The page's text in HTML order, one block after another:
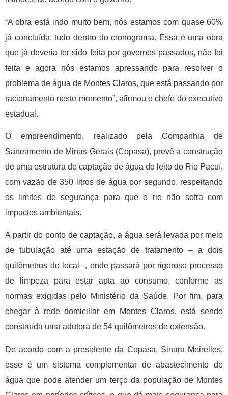
“A obra está indo muito bem, nós estamos com quase 60%
já concluída, tudo dentro do cronograma. Essa é uma obra
que já deveria ter sido feita por governos passados, não foi
feita e agora nós estamos apressando para resolver o
problema de água de Montes Claros, que está passando por
racionamento neste momento”, afirmou o chefe do executivo
estadual.
O empreendimento, realizado pela Companhia de
Saneamento de Minas Gerais (Copasa), prevê a construção
de uma estrutura de captação de água do leito do Rio Pacuí,
com vazão de 350 litros de água por segundo, respeitando
os limites de segurança para que o rio não sofra com
impactos ambientais.
A partir do ponto de captação, a água será levada por meio
de tubulação até uma estação de tratamento – a dois
quilômetros do local -, onde passará por rigoroso processo
de limpeza para estar apta ao consumo, conforme as
normas exigidas pelo Ministério da Saúde. Por fim, para
chegar à rede domiciliar em Montes Claros, está sendo
construída uma adutora de 54 quilômetros de extensão.
De acordo com a presidente da Copasa, Sinara Meirelles,
esse é um sistema complementar de abastecimento de
água que pode atender um terço da população de Montes